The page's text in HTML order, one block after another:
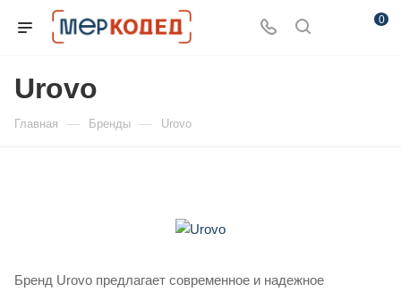
0
Urovo
Главная — Бренды — Urovo
Бренд Urovo предлагает современное и надежное